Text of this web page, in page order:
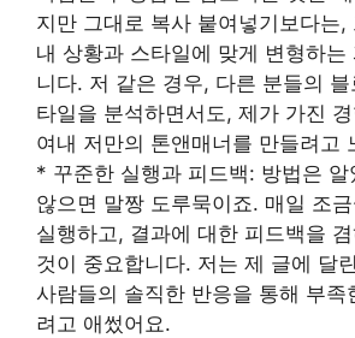
지만 그대로 복사 붙여넣기보다는,
내 상황과 스타일에 맞게 변형하는
니다. 저 같은 경우, 다른 분들의
타일을 분석하면서도, 제가 가진
여내 저만의 톤앤매너를 만들려고
* 꾸준한 실행과 피드백: 방법은 알
않으면 말짱 도루묵이죠. 매일 조
실행하고, 결과에 대한 피드백을
것이 중요합니다. 저는 제 글에 달
사람들의 솔직한 반응을 통해 부족
려고 애썼어요.